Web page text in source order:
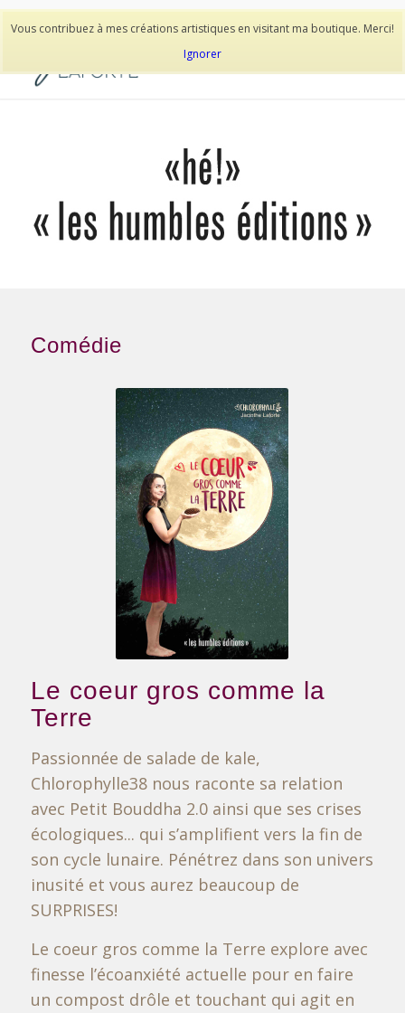
Vous contribuez à mes créations artistiques en visitant ma boutique. Merci!
Ignorer
514-278-9938
Comédie
Le coeur gros comme la
Terre
Passionnée de salade de kale,
Chlorophylle38 nous raconte sa relation
avec Petit Bouddha 2.0 ainsi que ses crises
écologiques... qui s’amplifient vers la fin de
son cycle lunaire. Pénétrez dans son univers
inusité et vous aurez beaucoup de
SURPRISES!
Le coeur gros comme la Terre explore avec
finesse l’écoanxiété actuelle pour en faire
un compost drôle et touchant qui agit en